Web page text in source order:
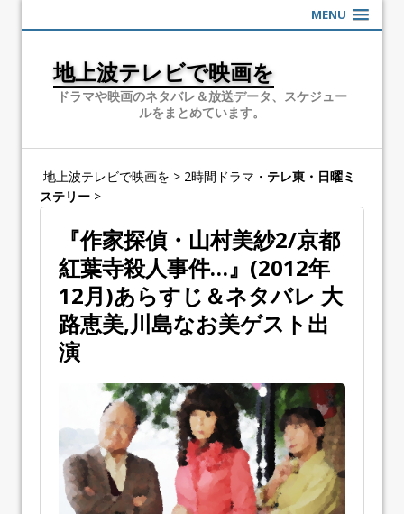
MENU
地上波テレビで映画を
ドラマや映画のネタバレ＆放送データ、スケジュー
ルをまとめています。
地上波テレビで映画を > 2時間ドラマ・ テレ東・日曜ミ
ステリー >
『作家探偵・山村美紗2/京都
紅葉寺殺人事件…』(2012年
12月)あらすじ＆ネタバレ 大
路恵美,川島なお美ゲスト出
演